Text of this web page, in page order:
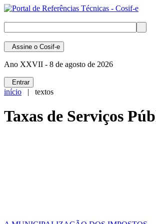
Assine o Cosif-e
Ano XXVII - 8 de agosto de 2026
Entrar
início | textos
Taxas de Serviços